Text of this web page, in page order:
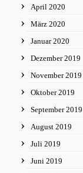
April 2020
März 2020
Januar 2020
Dezember 2019
November 2019
Oktober 2019
September 2019
August 2019
Juli 2019
Juni 2019